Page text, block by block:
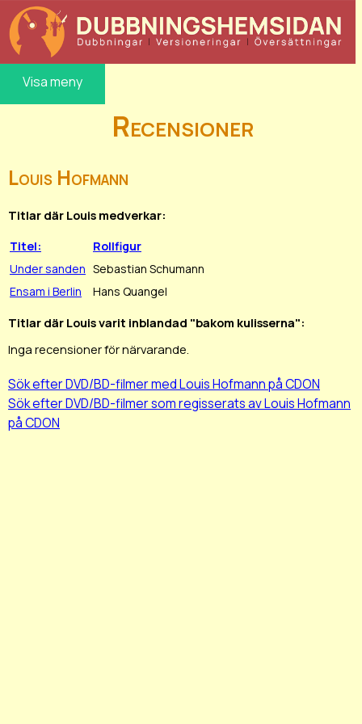
Visa meny
Recensioner
Louis Hofmann
Titlar där Louis medverkar:
Titel:
Rollfigur
Under sanden Sebastian Schumann
Ensam i Berlin
Hans Quangel
Titlar där Louis varit inblandad "bakom kulisserna":
Inga recensioner för närvarande.
Sök efter DVD/BD-filmer med Louis Hofmann på CDON
Sök efter DVD/BD-filmer som regisserats av Louis Hofmann
på CDON